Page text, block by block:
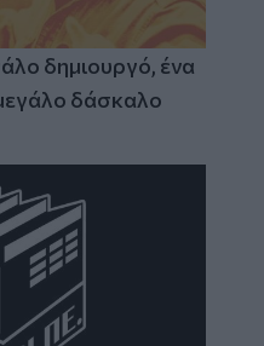
δημιουργό, ένα
δάσκαλο